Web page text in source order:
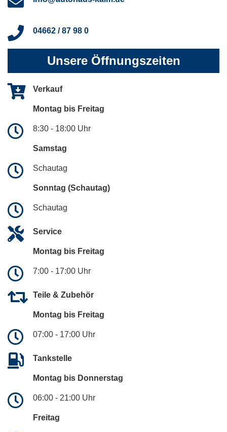
04662 / 87 98 0
Unsere Öffnungszeiten
Verkauf
Montag bis Freitag
8:30 - 18:00 Uhr
Samstag
Schautag
Sonntag (Schautag)
Schautag
Service
Montag bis Freitag
7:00 - 17:00 Uhr
Teile & Zubehör
Montag bis Freitag
07:00 - 17:00 Uhr
Tankstelle
Montag bis Donnerstag
06:00 - 21:00 Uhr
Freitag